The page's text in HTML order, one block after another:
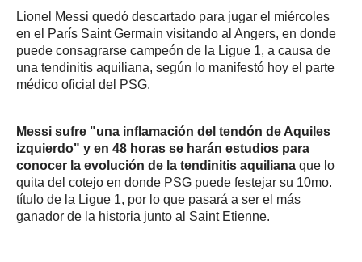
Lionel Messi quedó descartado para jugar el miércoles
en el París Saint Germain visitando al Angers, en donde
puede consagrarse campeón de la Ligue 1, a causa de
una tendinitis aquiliana, según lo manifestó hoy el parte
médico oficial del PSG.
Messi sufre "una inflamación del tendón de Aquiles
izquierdo" y en 48 horas se harán estudios para
conocer la evolución de la tendinitis aquiliana que lo
quita del cotejo en donde PSG puede festejar su 10mo.
título de la Ligue 1, por lo que pasará a ser el más
ganador de la historia junto al Saint Etienne.